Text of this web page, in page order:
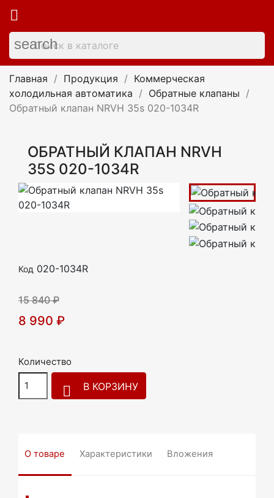

search
Главная Продукция
Коммерческая
холодильная автоматика
Обратные клапаны
Обратный клапан NRVH 35s 020-1034R
ОБРАТНЫЙ КЛАПАН NRVH
35S 020-1034R
Код 020-1034R
15 840 ₽
8 990 ₽
Количество
 В КОРЗИНУ
О товаре Характеристики Вложения